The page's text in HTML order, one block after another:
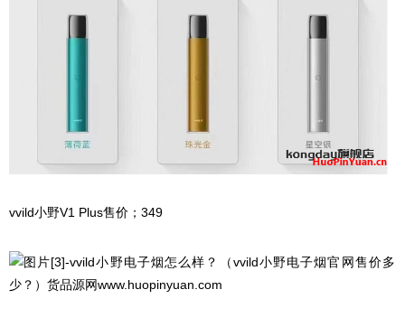
vvild小野V1 Plus售价；349